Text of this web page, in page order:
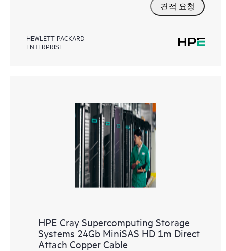
견적 요청
HEWLETT PACKARD
ENTERPRISE
HPE Cray Supercomputing Storage
Systems 24Gb MiniSAS HD 1m Direct
Attach Copper Cable